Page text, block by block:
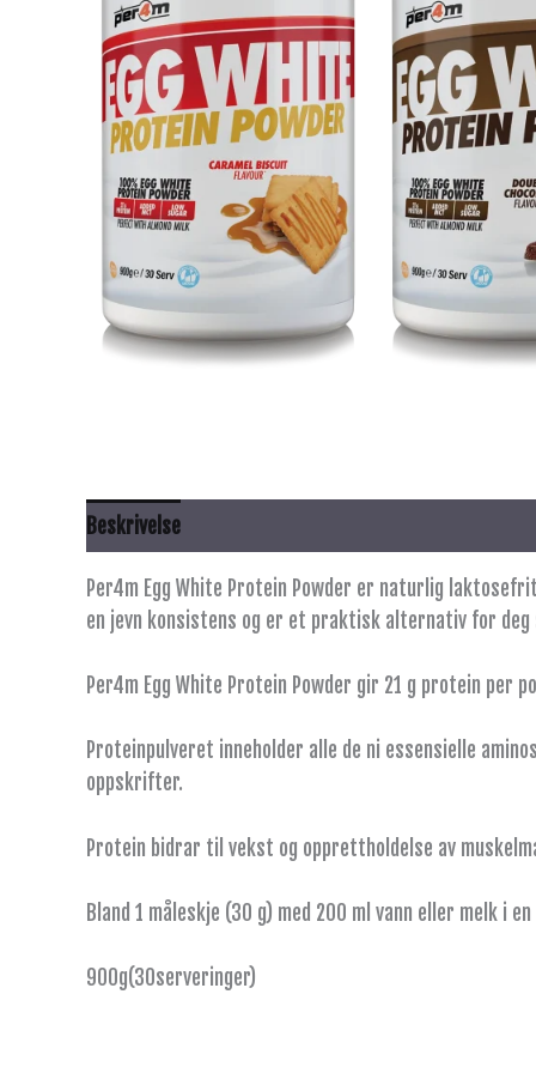
Beskrivelse
Per4m Egg White Protein Powder er naturlig
en jevn konsistens og er et praktisk alternativ for
Per4m Egg White Protein Powder gir 21 g protein
Proteinpulveret inneholder alle de ni essensielle
oppskrifter.
Protein bidrar til vekst og opprettholdelse av
Bland 1 måleskje (30 g) med 200 ml vann eller melk i
900g(30serveringer)